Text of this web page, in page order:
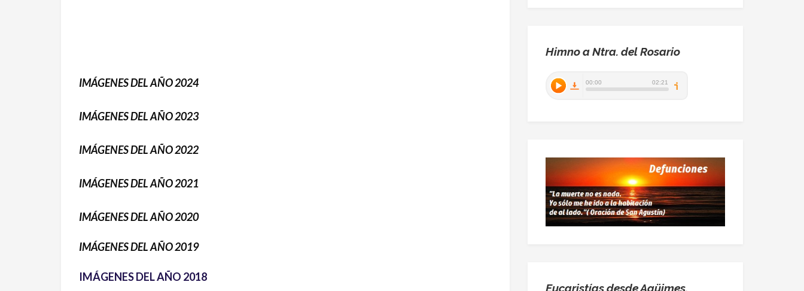
IMÁGENES DEL AÑO 2024
IMÁGENES DEL AÑO 2023
IMÁGENES DEL AÑO 2022
IMÁGENES DEL AÑO 2021
IMÁGENES DEL AÑO 2020
IMÁGENES DEL AÑO 2019
IMÁGENES DEL AÑO 2018
Himno a Ntra. del Rosario
Eucaristías desde Agüimes.